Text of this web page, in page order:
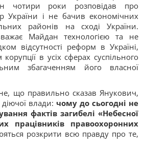
чотири роки розповідав про
України і не бачив економічних
районів на сході України.
Майдан технологією та не
відсутності реформ в Україні,
в усіх сферах суспільного
збагаченням його власної
що правильно сказав Янукович,
влади: чому до сьогодні не
фактів загибелі «Небесної
працівників правоохоронних
розкрити всю правду про те,